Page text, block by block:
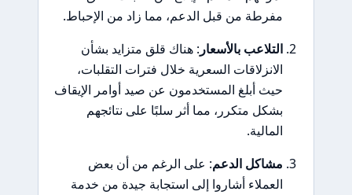
مفرطة من قبل الدعم، مما زاد من الإحباط.
التلاعب بالأسعار: هناك قلق متزايد بشأن
الانزلاقات السعرية خلال فترات التقلبات،
حيث أبلغ المستخدمون عن صيد أوامر الإيقاف
بشكل متكرر، مما أثر سلبًا على نتائجهم
المالية.
مشاكل الدعم: على الرغم من أن بعض
العملاء أشاروا إلى استجابة جيدة من خدمة